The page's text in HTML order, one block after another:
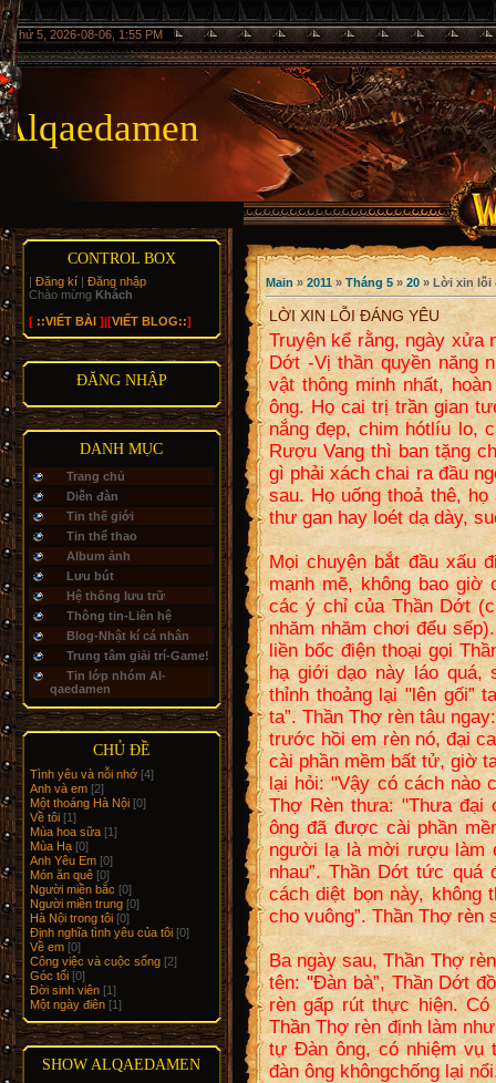
Thứ 5, 2026-08-06, 1:55 PM
Alqaedamen
CONTROL BOX
| Đăng kí | Đăng nhập
Chào mừng Khách
[ ::VIẾT BÀI ]|[VIẾT BLOG::]
ĐĂNG NHẬP
DANH MỤC
Trang chủ
Diễn đàn
Tin thế giới
Tin thể thao
Album ảnh
Lưu bút
Hệ thống lưu trữ
Thông tin-Liên hệ
Blog-Nhật kí cá nhân
Trung tâm giải trí-Game!
Tin lớp nhóm Al-
qaedamen
CHỦ ĐỀ
Tình yêu và nỗi nhớ [4]
Anh và em [2]
Một thoáng Hà Nội [0]
Về tôi [1]
Mùa hoa sữa [1]
Mùa Hạ [0]
Anh Yêu Em [0]
Món ăn quê [0]
Người miền bắc [0]
Người miền trung [0]
Hà Nội trong tôi [0]
Định nghĩa tình yêu của tôi [0]
Về em [0]
Công việc và cuộc sống [2]
Góc tối [0]
Đời sinh viên [1]
Một ngày điên [1]
SHOW ALQAEDAMEN
Main »2011 » Tháng 5 » 20 » Lời xin lỗi
LỜI XIN LỖI ĐÁNG YÊU
Truyện kể rằng, ngày xửa
Dớt -Vị thần quyền năng
vật thông minh nhất,
ông. Họ cai trị trần gian
nắng đẹp, chim hótlíu lo,
Rượu Vang thì ban tặng
gì phải xách chai ra đầu
sau. Họ uống thoả thê,
thư gan hay loét dạ dày,
Mọi chuyện bắt đầu xấu
mạnh mẽ, không bao giờ
các ý chỉ của Thần Dớt
nhăm nhăm chơi đểu
liền bốc điện thoại gọi
hạ giới dạo này láo quá,
thỉnh thoảng lại "lên gối”
ta”. Thần Thợ rèn tâu
trước hồi em rèn nó, đại
cài phần mềm bất tử, giờ
lại hỏi: "Vậy có cách nào
Thợ Rèn thưa: "Thưa
ông đã được cài phần
người lạ là mời rượu làm
nhau”. Thần Dớt tức quá
cách diệt bọn này, không
cho vuông”. Thần Thợ
Ba ngày sau, Thần Thợ
tên: "Đàn bà”, Thần Dớt
rèn gấp rút thực hiện.
Thần Thợ rèn định làm
tự Đàn ông, có nhiệm vụ
đàn ông khôngchống lại